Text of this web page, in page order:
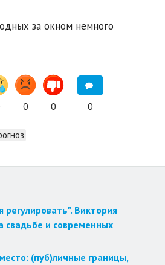
за окном немного
0 0 0
регулировать". Виктория
свадьбе и современных
(пуб)личные границы,